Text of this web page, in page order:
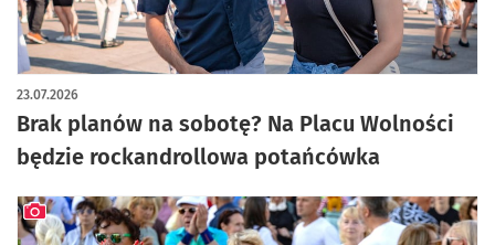
Brak planów na sobotę? Na Placu Wolności
będzie rockandrollowa potańcówka
23.07.2026